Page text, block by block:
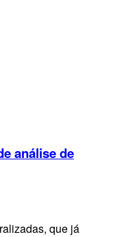
análise de
que já